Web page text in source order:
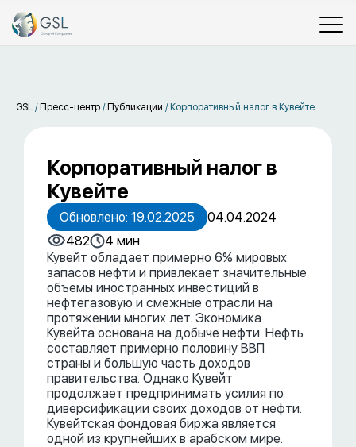
GSL / Пресс-центр / Публикации / Корпоративный налог в Кувейте
Корпоративный налог в
Кувейте
Обновлено: 19.02.2025
04.04.2024
482
4 мин.
Кувейт обладает примерно 6% мировых
запасов нефти и привлекает значительные
объемы иностранных инвестиций в
нефтегазовую и смежные отрасли на
протяжении многих лет. Экономика
Кувейта основана на добыче нефти. Нефть
составляет примерно половину ВВП
страны и большую часть доходов
правительства. Однако Кувейт
продолжает предпринимать усилия по
диверсификации своих доходов от нефти.
Кувейтская фондовая биржа является
одной из крупнейших в арабском мире.